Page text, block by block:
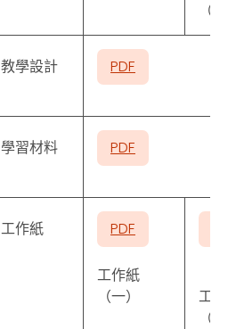
（
教學設計 PDF
學習材料 PDF
工作紙 PDF
工作紙
（一）
工
（